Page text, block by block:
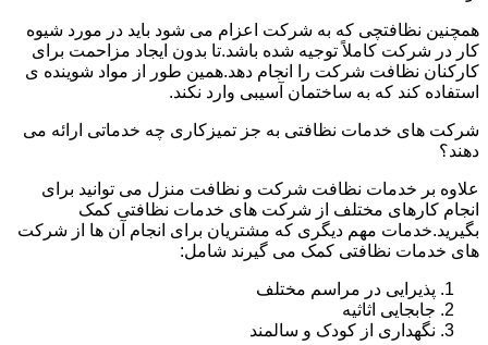
همچنین نظافتچی که به شرکت اعزام می شود باید در مورد شیوه
کار در شرکت کاملاً توجیه شده باشد.تا بدون ایجاد مزاحمت برای
کارکنان نظافت شرکت را انجام دهد.همین طور از مواد شوینده ی
استفاده کند که به ساختمان آسیبی وارد نکند.
شرکت های خدمات نظافتی به جز تمیزکاری چه خدماتی ارائه می
دهند؟
علاوه بر خدمات نظافت شرکت و نظافت منزل می توانید برای
انجام کارهای مختلف از شرکت های خدمات نظافتی کمک
بگیرید.خدمات مهم دیگری که مشتریان برای انجام آن ها از شرکت
های خدمات نظافتی کمک می گیرند شامل:
پذیرایی در مراسم مختلف
جابجایی اثاثیه
نگهداری از کودک و سالمند